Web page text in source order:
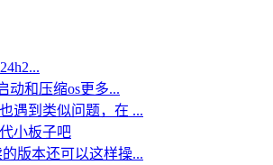
动和压缩os更多...
遇到类似问题，在 ...
小板子吧
版本还可以这样操...